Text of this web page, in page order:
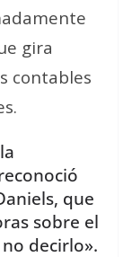
gira
contables
que
sobre el
decirlo».